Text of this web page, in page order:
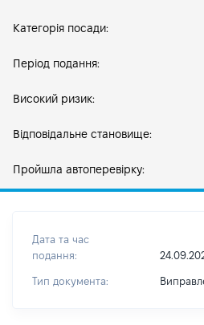
Категорія посади:
Період подання:
Високий ризик:
Відповідальне становище:
Пройшла автоперевірку:
Дата та час
подання:
Тип документа: